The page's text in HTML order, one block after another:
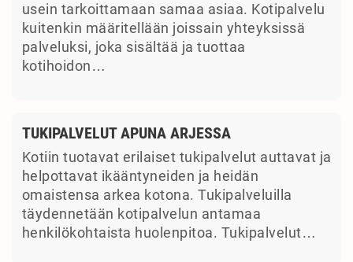
usein tarkoittamaan samaa asiaa. Kotipalvelu
kuitenkin määritellään joissain yhteyksissä
palveluksi, joka sisältää ja tuottaa
kotihoidon…
TUKIPALVELUT APUNA ARJESSA
Kotiin tuotavat erilaiset tukipalvelut auttavat ja
helpottavat ikääntyneiden ja heidän
omaistensa arkea kotona. Tukipalveluilla
täydennetään kotipalvelun antamaa
henkilökohtaista huolenpitoa. Tukipalvelut…